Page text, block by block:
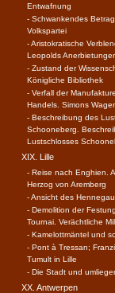
Entwafnung
- Schwankendes
Volkspartei
- Aristokratische
Leopolds
- Zustand der
Königliche Bibliothek
- Verfall der
Handels. Simons
- Beschreibung des
Schooneberg.
Lustschlosses
XIX. Lille
- Reise nach Enghien.
Herzog von Aremberg
- Ansicht des
- Demolition der
Tournai. Verächtliche
- Kamelottmäntel und
- Pont à Tressan;
Tumult in Lille
- Die Stadt und
XX. Antwerpen